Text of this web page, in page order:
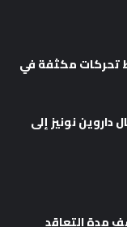
تحركات مكثفة في
داروين نونيز إلى
مدة التعاقد